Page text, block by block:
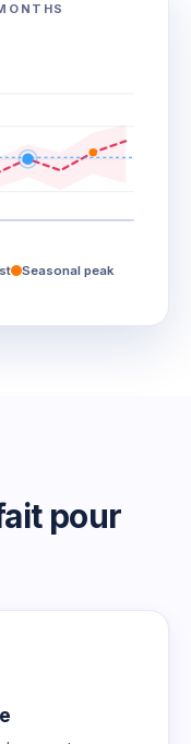
Seasonal peak
pour